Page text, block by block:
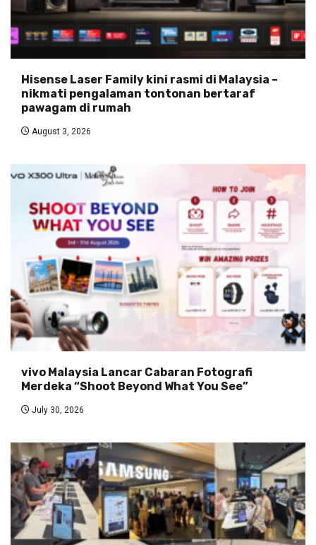
Hisense Laser Family kini rasmi di Malaysia –
nikmati pengalaman tontonan bertaraf
pawagam di rumah
August 3, 2026
vivo Malaysia Lancar Cabaran Fotografi
Merdeka “Shoot Beyond What You See”
July 30, 2026